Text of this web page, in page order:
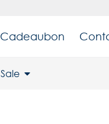
Cadeaubon
Sale